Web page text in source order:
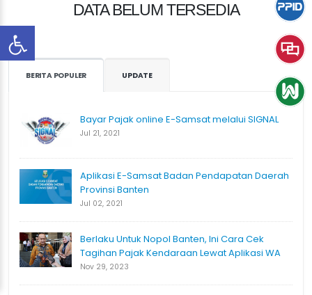
DATA BELUM TERSEDIA
BERITA POPULER UPDATE
Bayar Pajak online E-Samsat melalui SIGNAL
Jul 21, 2021
Aplikasi E-Samsat Badan Pendapatan Daerah
Provinsi Banten
Jul 02, 2021
Berlaku Untuk Nopol Banten, Ini Cara Cek
Tagihan Pajak Kendaraan Lewat Aplikasi WA
Nov 29, 2023